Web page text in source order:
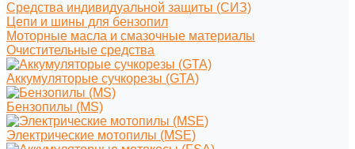
Средства индивидуальной защиты (СИЗ)
Цепи и шины для бензопил
Моторные масла и смазочные материалы
Очистительные средства
Аккумуляторые сучкорезы (GTA)
Бензопилы (MS)
Электрические мотопилы (MSE)